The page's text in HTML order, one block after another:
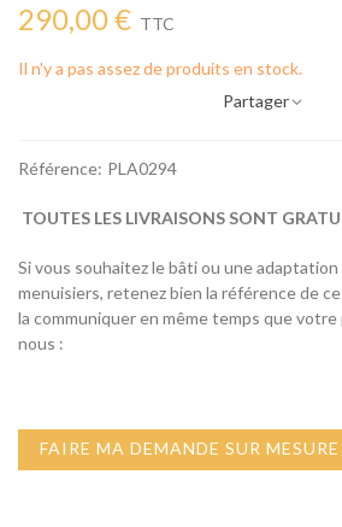
290,00 € TTC
Il n'y a pas assez de produits en stock.
Partager
Référence: PLA0294
TOUTES LES LIVRAISONS SONT
Si vous souhaitez le bâti ou une
menuisiers, retenez bien la référence de
la communiquer en même temps que
nous :
FAIRE MA DEMANDE SUR MESURE